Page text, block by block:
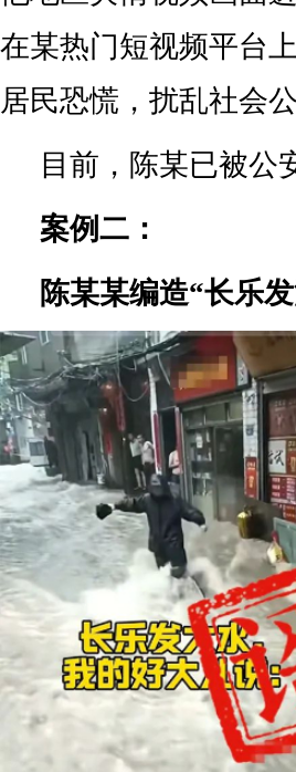
在某热门短视频平台
居民恐慌，扰乱社会公
目前，陈某已被公
案例二：
陈某某编造“长乐